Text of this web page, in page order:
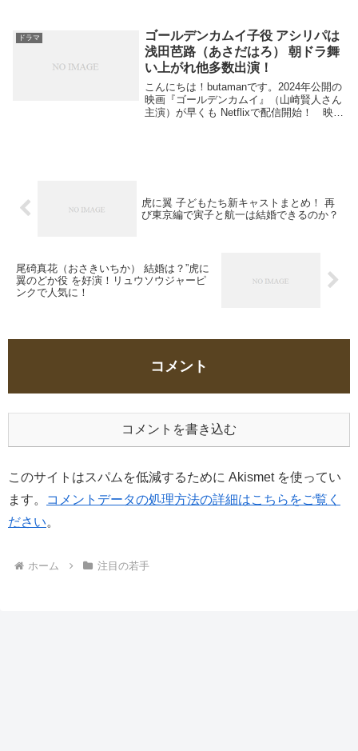
で ここ１，２年主演も増えてきている注
目の...
ドラマ
ゴールデンカムイ子役 アシリパは
浅田芭路（あさだはろ） 朝ドラ舞
い上がれ他多数出演！
こんにちは！butamanです。2024年公開の
映画『ゴールデンカムイ』（山崎賢人さん
主演）が早くも Netflixで配信開始！ 映画
虎に翼 子どもたち新キャストまとめ！ 再
び東京編で寅子と航一は結婚できるのか？
尾碕真花（おさきいちか） 結婚は？”虎に
翼のどか役 を好演！リュウソウジャーピ
ンクで人気に！
コメント
コメントを書き込む
このサイトはスパムを低減するために Akismet を使ってい
ます。
コメントデータの処理方法の詳細はこちらをご覧く
ださい。
ホーム 注目の若手